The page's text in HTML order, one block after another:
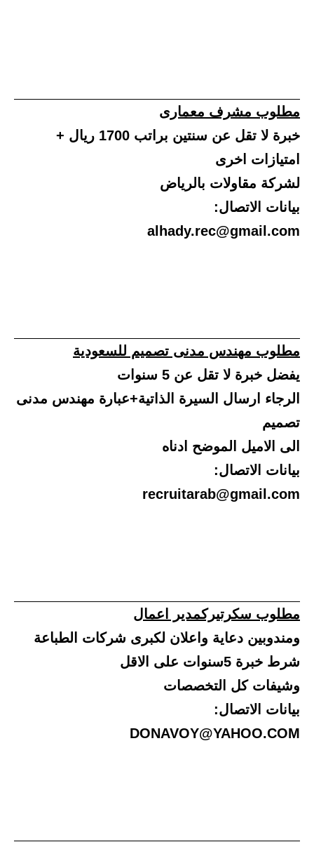
مطلوب مشرف معمارى
خبرة لا تقل عن سنتين براتب 1700 ريال +
امتيازات اخرى
لشركة مقاولات بالرياض
بيانات الاتصال:
alhady.rec@gmail.com
مطلوب مهندس مدنى تصميم للسعودية
يفضل خبرة لا تقل عن 5 سنوات
الرجاء ارسال السيرة الذاتية+عبارة مهندس مدنى
تصميم
الى الاميل الموضح ادناه
بيانات الاتصال:
recruitarab@gmail.com
مطلوب سكرتيركمدير اعمال
ومندوبين دعاية واعلان لكبرى شركات الطباعة
شرط خبرة 5سنوات على الاقل
وشيفات كل التخصصات
بيانات الاتصال:
DONAVOY@YAHOO.COM